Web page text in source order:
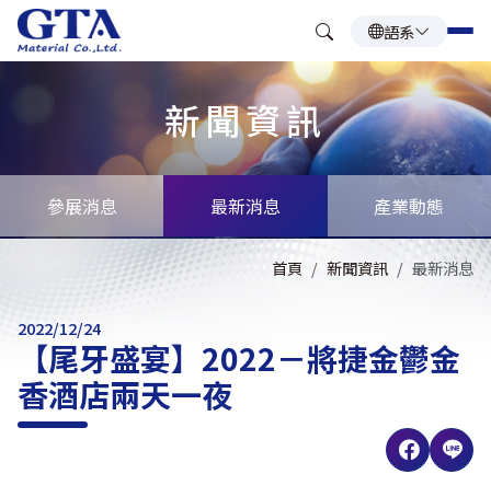
語系
新聞資訊
參展消息 最新消息 產業動態
首頁 新聞資訊 最新消息
2022/12/24
【尾牙盛宴】2022－將捷金鬱金
香酒店兩天一夜